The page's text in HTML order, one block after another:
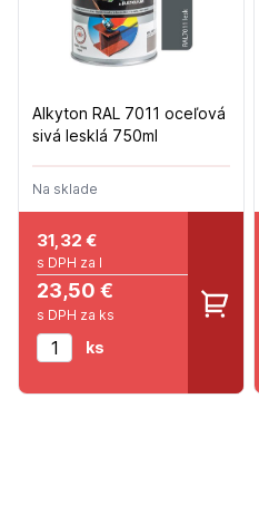
Alkyton RAL 7011 oceľová
sivá lesklá 750ml
Na sklade
31,32 €
s DPH za l
23,50 €
s DPH za ks
ks